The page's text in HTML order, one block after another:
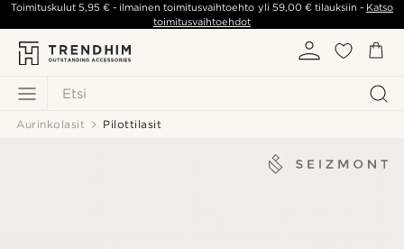
Etsi
Toimituskulut5,95 € - ilmainen toimitusvaihtoehto yli 59,00 €tilauksiin - Katso
toimitusvaihtoehdot
Aurinkolasit Pilottilasit